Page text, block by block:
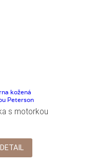
s motorkou
DETAIL